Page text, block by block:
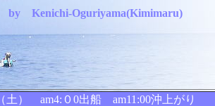
by Kenichi-Oguriyama(Kimimaru)
土） am4:０0出船 am11:00沖上がり